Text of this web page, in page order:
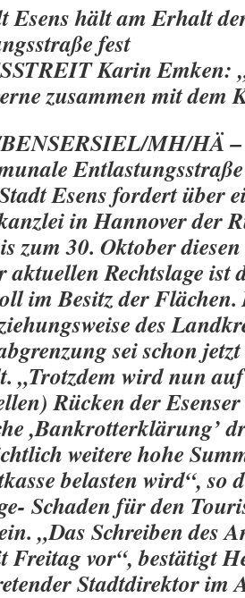
Esens hält am Erhalt
fest
Karin Emken:
zusammen mit dem
MH/HÄ –
Esens fordert über
in Hannover der
zum 30. Oktober
aktuellen Rechtslage ist
im Besitz der Flächen.
des
sei schon
„Trotzdem wird nun
Rücken der
,Bankrotterklärung’
weitere hohe
belasten wird“, so
Schaden für den
„Das Schreiben des
Freitag vor“, bestätigt
Stadtdirektor im